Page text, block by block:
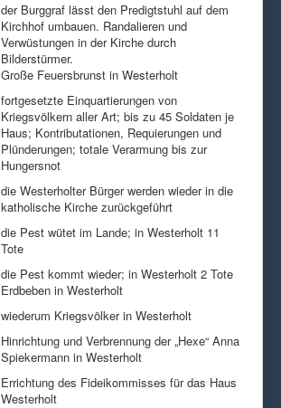
der Burggraf lässt den Predigtstuhl auf dem
Kirchhof umbauen. Randalieren und
Verwüstungen in der Kirche durch
Bilderstürmer.
Große Feuersbrunst in Westerholt
fortgesetzte Einquartierungen von
Kriegsvölkern aller Art; bis zu 45 Soldaten je
Haus; Kontributationen, Requierungen und
Plünderungen; totale Verarmung bis zur
Hungersnot
die Westerholter Bürger werden wieder in die
katholische Kirche zurückgeführt
die Pest wütet im Lande; in Westerholt 11
Tote
die Pest kommt wieder; in Westerholt 2 Tote
Erdbeben in Westerholt
wiederum Kriegsvölker in Westerholt
Hinrichtung und Verbrennung der „Hexe“ Anna
Spiekermann in Westerholt
Errichtung des Fideikommisses für das Haus
Westerholt